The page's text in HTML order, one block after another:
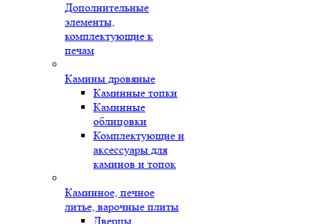
Дополнительные
элементы,
комплектующие к
печам
Камины дровяные
Каминные топки
Каминные
облицовки
Комплектующие и
аксессуары для
каминов и топок
Каминное, печное
литье, варочные плиты
Дверцы